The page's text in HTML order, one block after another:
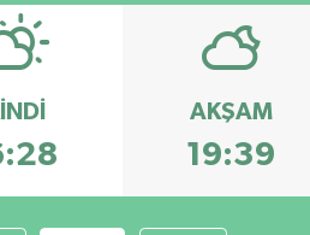
AKŞAM
19:39